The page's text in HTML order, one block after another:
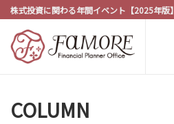
株式投資に関わる年間イベント【2025年版】
COLUMN